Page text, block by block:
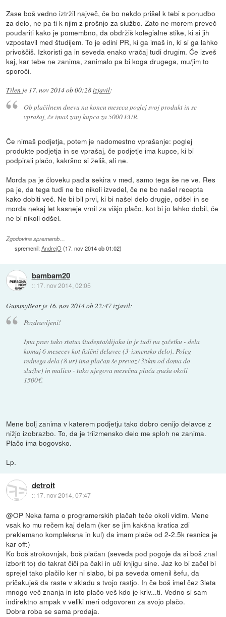
Zase boš vedno iztržil največ, če bo nekdo prišel k tebi s ponudbo
za delo, ne pa ti k njim z prošnjo za službo. Zato ne morem preveč
poudariti kako je pomembno, da obdržiš kolegialne stike, ki si jih
vzpostavil med študijem. To je edini PR, ki ga imaš in, ki si ga lahko
privoščiš. Izkoristi ga in seveda enako vračaj tudi drugim. Če izveš
kaj, kar tebe ne zanima, zanimalo pa bi koga drugega, mu/jim to
sporoči.
Tilen je 17. nov 2014 ob 00:28izjavil:
Ob plačilnem dnevu na koncu meseca poglej svoj produkt in se
vprašaj, če imaš zanj kupca za 5000 EUR.
Če nimaš podjetja, potem je nadomestno vprašanje: poglej
produkte podjetja in se vprašaj, če podjetje ima kupce, ki bi
podpirali plačo, kakršno si želiš, ali ne.
Morda pa je človeku padla sekira v med, samo tega še ne ve. Res
pa je, da tega tudi ne bo nikoli izvedel, če ne bo našel recepta
kako dobiti več. Ne bi bil prvi, ki bi našel delo drugje, odšel in se
morda nekaj let kasneje vrnil za višjo plačo, kot bi jo lahko dobil, če
ne bi nikoli odšel.
Zgodovina sprememb…
spremenil:AndrejO(17. nov 2014 ob 01:02)
bambam20
:: 17. nov 2014, 02:05
GummyBearje 16. nov 2014 ob 22:47izjavil:
Pozdravljeni!
Ima prav tako status študenta/dijaka in je tudi na začetku - dela
komaj 6 mesecev kot fizični delavec (3-izmensko delo). Poleg
rednega dela (8 ur) ima plačan še prevoz (35km od doma do
službe) in malico - tako njegova mesečna plača znaša okoli
1500€.
Mene bolj zanima v katerem podjetju tako dobro cenijo delavce z
nižjo izobrazbo. To, da je triizmensko delo me sploh ne zanima.
Plačo ima bogovsko.
Lp.
detroit
:: 17. nov 2014, 07:47
@OP Neka fama o programerskih plačah teče okoli vidim. Mene
vsak ko mu rečem kaj delam (ker se jim kakšna kratica zdi
preklemano kompleksna in kul) da imam plače od 2-2.5k resnica je
kar off:)
Ko boš strokovnjak, boš plačan (seveda pod pogoje da si boš znal
izborit to) do takrat čiči pa čaki in uči knjigu sine. Jaz ko bi začel bi
sprejel tako plačilo ker ni slabo, bi pa seveda omenil šefu, da
pričakuješ da raste v skladu s tvojo rastjo. In če boš imel čez 3leta
mnogo več znanja in isto plačo veš kdo je kriv...ti. Vedno si sam
indirektno ampak v veliki meri odgovoren za svojo plačo.
Dobra roba se sama prodaja.